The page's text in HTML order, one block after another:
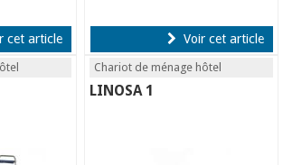
cet article Voir cet article
Chariot de ménage hôtel
LINOSA 1